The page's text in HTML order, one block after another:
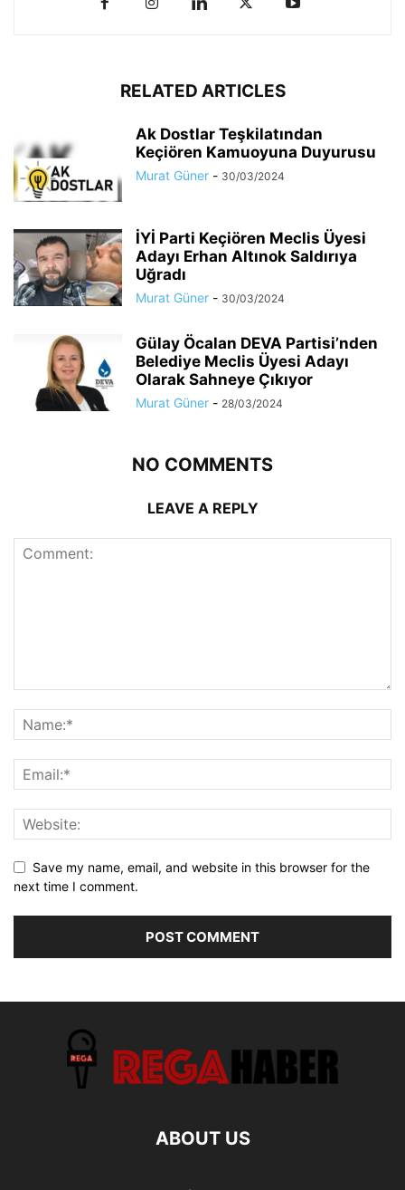
RELATED ARTICLES
Ak Dostlar Teşkilatından
Keçiören Kamuoyuna Duyurusu
Murat Güner - 30/03/2024
İYİ Parti Keçiören Meclis Üyesi
Adayı Erhan Altınok Saldırıya
Uğradı
Murat Güner - 30/03/2024
Gülay Öcalan DEVA Partisi’nden
Belediye Meclis Üyesi Adayı
Olarak Sahneye Çıkıyor
Murat Güner - 28/03/2024
NO COMMENTS
LEAVE A REPLY
Save my name, email, and website in this browser for the
next time I comment.
ABOUT US